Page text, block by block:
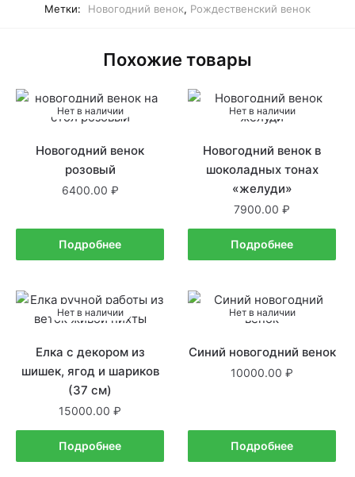
Метки:
Новогодний венок, Рождественский венок
Похожие товары
Нет в наличии
Новогодний венок
розовый
6400.00
Подробнее
Нет в наличии
Новогодний венок в
шоколадных тонах
«желуди»
7900.00
Подробнее
Нет в наличии
Елка с декором из
шишек, ягод и шариков
(37 см)
15000.00
Подробнее
Нет в наличии
Синий новогодний венок
10000.00
Подробнее